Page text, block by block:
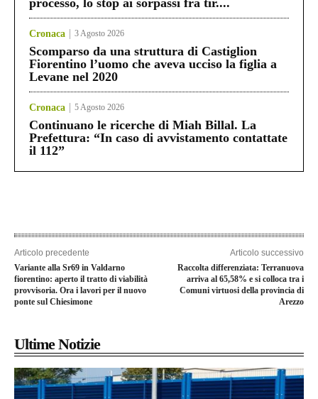
processo, lo stop ai sorpassi fra tir....
Cronaca 3 Agosto 2026
Scomparso da una struttura di Castiglion
Fiorentino l’uomo che aveva ucciso la figlia a
Levane nel 2020
Cronaca 5 Agosto 2026
Continuano le ricerche di Miah Billal. La
Prefettura: “In caso di avvistamento contattate
il 112”
Articolo precedente
Variante alla Sr69 in Valdarno
fiorentino: aperto il tratto di viabilità
provvisoria. Ora i lavori per il nuovo
ponte sul Chiesimone
Articolo successivo
Raccolta differenziata: Terranuova
arriva al 65,58% e si colloca tra i
Comuni virtuosi della provincia di
Arezzo
Ultime Notizie